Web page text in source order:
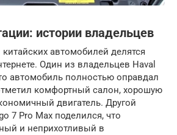
истории владельцев
автомобилей делятся
Один из владельцев Haval
автомобиль полностью оправдал
комфортный салон, хорошую
двигатель. Другой
7 Pro Max поделился, что
и неприхотливый в